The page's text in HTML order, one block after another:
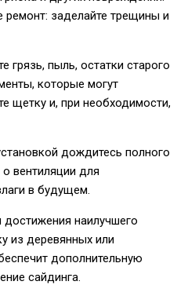
ремонт: заделайте трещины и
грязь, пыль, остатки старого
которые могут
щетку и, при необходимости,
дождитесь полного
вентиляции для
в будущем.
наилучшего
из деревянных или
дополнительную
сайдинга.